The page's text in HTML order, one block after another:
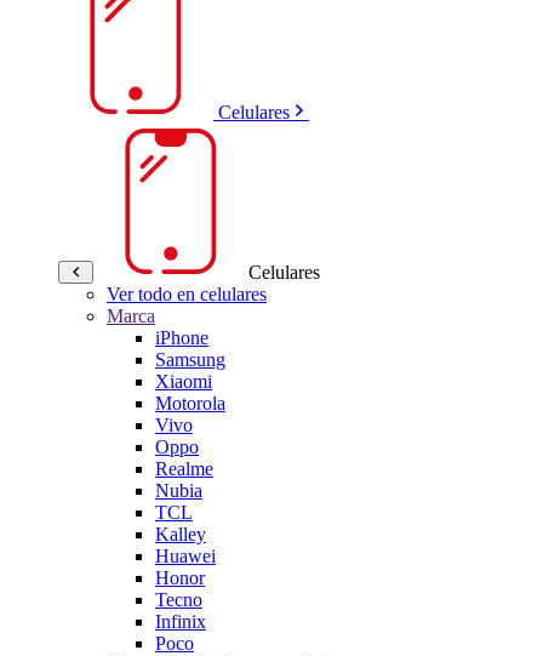
Celulares
Celulares
Ver todo en celulares
Marca
iPhone
Samsung
Xiaomi
Motorola
Vivo
Oppo
Realme
Nubia
TCL
Kalley
Huawei
Honor
Tecno
Infinix
Poco